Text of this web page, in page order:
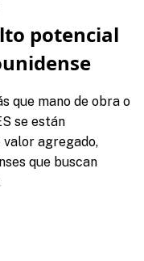
potencial
que mano de obra o
se están
agregado,
que buscan